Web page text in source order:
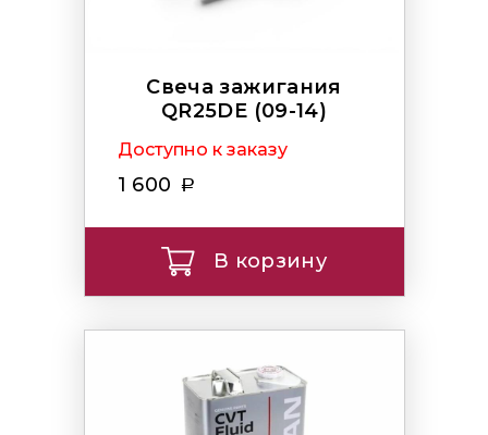
Свеча зажигания
QR25DE (09-14)
Доступно к заказу
1 600
В корзину